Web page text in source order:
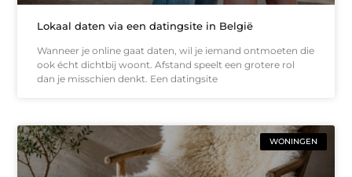
Lokaal daten via een datingsite in België
Wanneer je online gaat daten, wil je iemand ontmoeten die
ook écht dichtbij woont. Afstand speelt een grotere rol
dan je misschien denkt. Een datingsite
WONINGEN